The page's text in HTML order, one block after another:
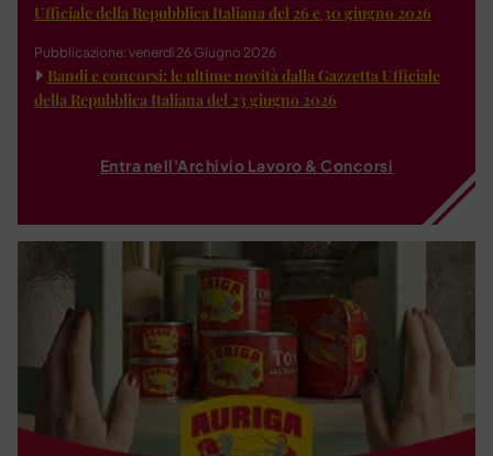
Ufficiale della Repubblica Italiana del 26 e 30 giugno 2026
Pubblicazione: venerdì 26 Giugno 2026
Bandi e concorsi: le ultime novità dalla Gazzetta Ufficiale
della Repubblica Italiana del 23 giugno 2026
Entra nell'Archivio Lavoro & Concorsi